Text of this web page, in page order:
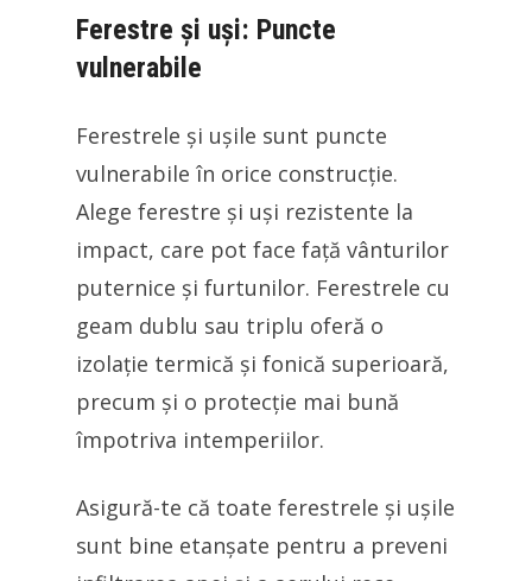
Ferestre și uși: Puncte
vulnerabile
Ferestrele și ușile sunt puncte
vulnerabile în orice construcție.
Alege ferestre și uși rezistente la
impact, care pot face față vânturilor
puternice și furtunilor. Ferestrele cu
geam dublu sau triplu oferă o
izolație termică și fonică superioară,
precum și o protecție mai bună
împotriva intemperiilor.
Asigură-te că toate ferestrele și ușile
sunt bine etanșate pentru a preveni